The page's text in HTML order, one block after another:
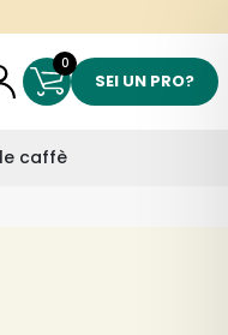
0
SEI UN PRO?
caffè